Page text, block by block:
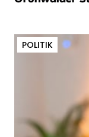
POLITIK